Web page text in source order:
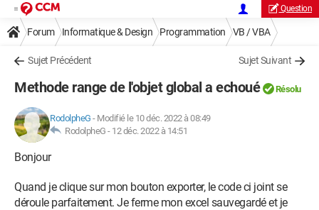
Question
Forum Informatique & Design Programmation VB / VBA
Sujet Précédent Sujet Suivant
Methode range de l'objet global a echoué Résolu
RodolpheG - Modifié le 10 déc. 2022 à 08:49
RodolpheG - 12 déc. 2022 à 14:51
Bonjour
Quand je clique sur mon bouton exporter, le code ci joint se
déroule parfaitement. Je ferme mon excel sauvegardé et je